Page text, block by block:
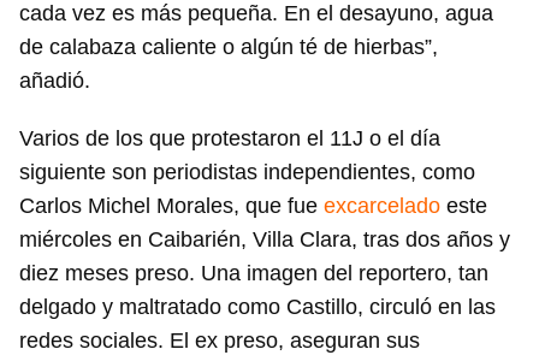
cada vez es más pequeña. En el desayuno, agua
de calabaza caliente o algún té de hierbas”,
añadió.
Varios de los que protestaron el 11J o el día
siguiente son periodistas independientes, como
Carlos Michel Morales, que fue excarcelado este
miércoles en Caibarién, Villa Clara, tras dos años y
diez meses preso. Una imagen del reportero, tan
delgado y maltratado como Castillo, circuló en las
redes sociales. El ex preso, aseguran sus